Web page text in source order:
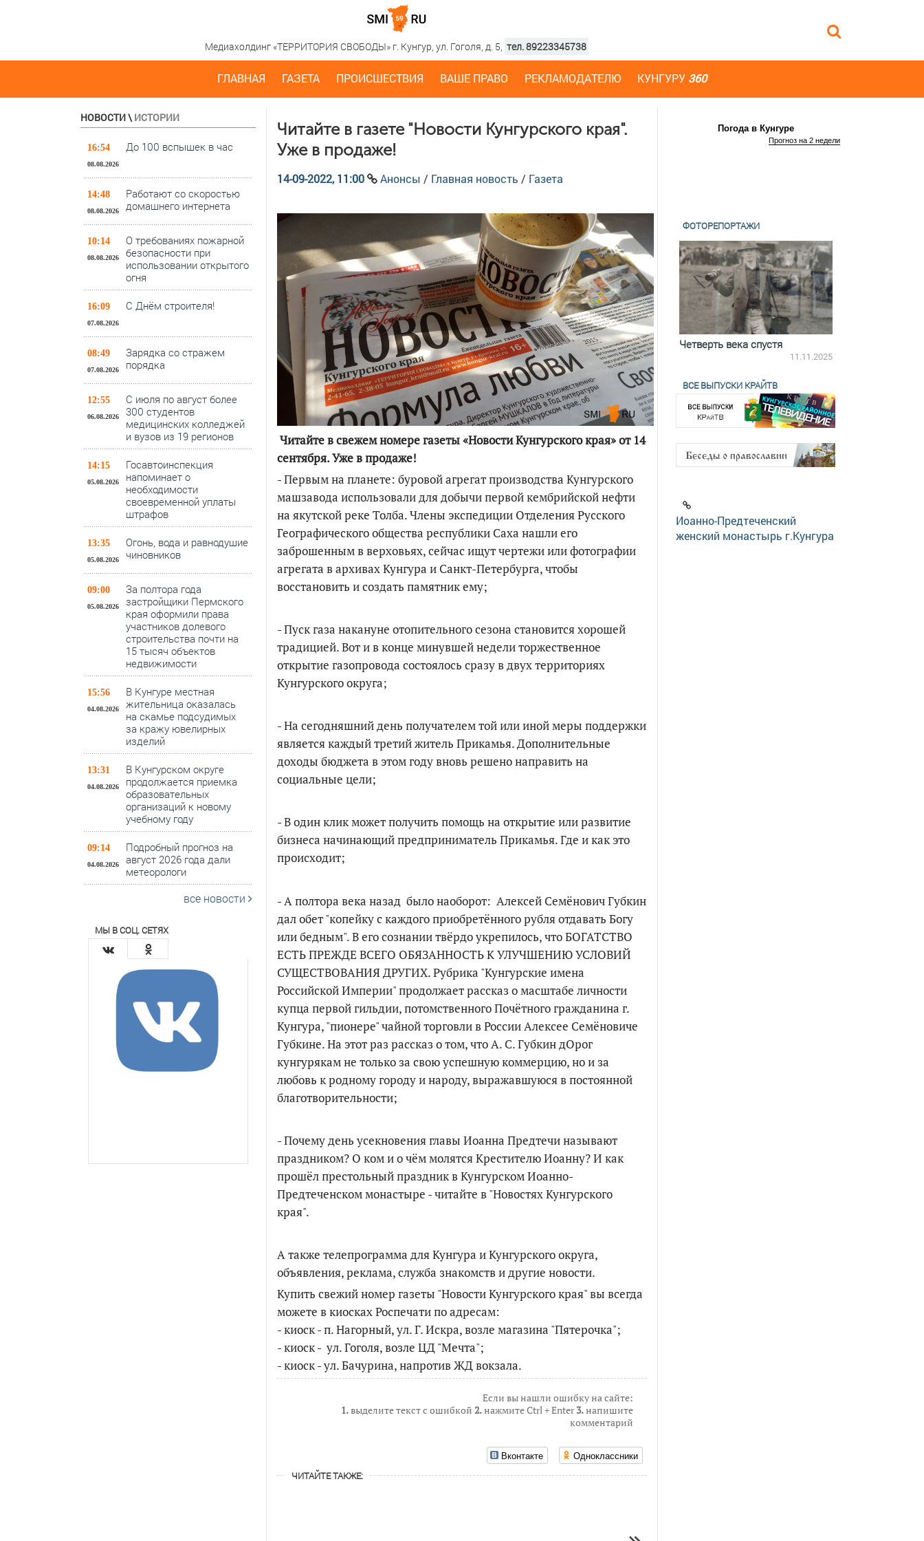
Медиахолдинг «ТЕРРИТОРИЯ СВОБОДЫ» г. Кунгур, ул. Гоголя, д. 5, тел. 89223345738
ГЛАВНАЯ ГАЗЕТА ПРОИСШЕСТВИЯ ВАШЕ ПРАВО РЕКЛАМОДАТЕЛЮ КУНГУРУ 360
НОВОСТИ\ ИСТОРИИ
16:54
08.08.2026
До 100 вспышек в час
14:48
08.08.2026
Работают со скоростью
домашнего интернета
10:14
08.08.2026
О требованиях пожарной
безопасности при
использовании открытого
огня
16:09
07.08.2026
С Днём строителя!
08:49
07.08.2026
Зарядка со стражем
порядка
12:55
06.08.2026
С июля по август более
300 студентов
медицинских колледжей
и вузов из 19 регионов
14:15
05.08.2026
Госавтоинспекция
напоминает о
необходимости
своевременной уплаты
штрафов
13:35
05.08.2026
Огонь, вода и равнодушие
чиновников
09:00
05.08.2026
За полтора года
застройщики Пермского
края оформили права
участников долевого
строительства почти на
15 тысяч объектов
недвижимости
15:56
04.08.2026
В Кунгуре местная
жительница оказалась
на скамье подсудимых
за кражу ювелирных
изделий
13:31
04.08.2026
В Кунгурском округе
продолжается приемка
образовательных
организаций к новому
учебному году
09:14
04.08.2026
Подробный прогноз на
август 2026 года дали
метеорологи
все новости
МЫ В СОЦ. СЕТЯХ
Читайте в газете "Новости Кунгурского края".
Уже в продаже!
14-09-2022, 11:00 Анонсы / Главная новость / Газета
Читайте в свежем номере газеты «Новости Кунгурского края» от 14
сентября. Уже в продаже!
- Первым на планете: буровой агрегат производства Кунгурского
машзавода использовали для добычи первой кембрийской нефти
на якутской реке Толба. Члены экспедиции Отделения Русского
Географического общества республики Саха нашли его
заброшенным в верховьях, сейчас ищут чертежи или фотографии
агрегата в архивах Кунгура и Санкт-Петербурга, чтобы
восстановить и создать памятник ему;
- Пуск газа накануне отопительного сезона становится хорошей
традицией. Вот и в конце минувшей недели торжественное
открытие газопровода состоялось сразу в двух территориях
Кунгурского округа;
- На сегодняшний день получателем той или иной меры поддержки
является каждый третий житель Прикамья. Дополнительные
доходы бюджета в этом году вновь решено направить на
социальные цели;
- В один клик может получить помощь на открытие или развитие
бизнеса начинающий предприниматель Прикамья. Где и как это
происходит;
- А полтора века назад было наоборот: Алексей Семёнович Губкин
дал обет "копейку с каждого приобретённого рубля отдавать Богу
или бедным". В его сознании твёрдо укрепилось, что БОГАТСТВО
ЕСТЬ ПРЕЖДЕ ВСЕГО ОБЯЗАННОСТЬ К УЛУЧШЕНИЮ УСЛОВИЙ
СУЩЕСТВОВАНИЯ ДРУГИХ. Рубрика "Кунгурские имена
Российской Империи" продолжает рассказ о масштабе личности
купца первой гильдии, потомственного Почётного гражданина г.
Кунгура, "пионере" чайной торговли в России Алексее Семёновиче
Губкине. На этот раз рассказ о том, что А. С. Губкин дОрог
кунгурякам не только за свою успешную коммерцию, но и за
любовь к родному городу и народу, выражавшуюся в постоянной
благотворительности;
- Почему день усекновения главы Иоанна Предтечи называют
праздником? О ком и о чём молятся Крестителю Иоанну? И как
прошёл престольный праздник в Кунгурском Иоанно-
Предтеченском монастыре - читайте в "Новостях Кунгурского
края".
А также телепрограмма для Кунгура и Кунгурского округа,
объявления, реклама, служба знакомств и другие новости.
Купить свежий номер газеты "Новости Кунгурского края" вы всегда
можете в киосках Роспечати по адресам:
- киоск - п. Нагорный, ул. Г. Искра, возле магазина "Пятерочка";
- киоск - ул. Гоголя, возле ЦД "Мечта";
- киоск - ул. Бачурина, напротив ЖД вокзала.
Если вы нашли ошибку на сайте:
1.выделите текст с ошибкой 2.нажмите Ctrl + Enter3.напишите
комментарий
Вконтакте Одноклассники
ЧИТАЙТЕ ТАКЖЕ:
Погода в Кунгуре
Прогноз на 2 недели
ФОТОРЕПОРТАЖИ
По итогам первой пятилетки
18.12.2025
Четверть века спустя
11.11.2025
ВСЕ ВЫПУСКИ КРАЙТВ
Иоанно-Предтеченский
женский монастырь г.Кунгура